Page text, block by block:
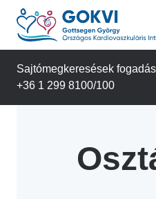
Ugrás
tartalomra
Sajtómegkeresések
+36 1 299 8100/100